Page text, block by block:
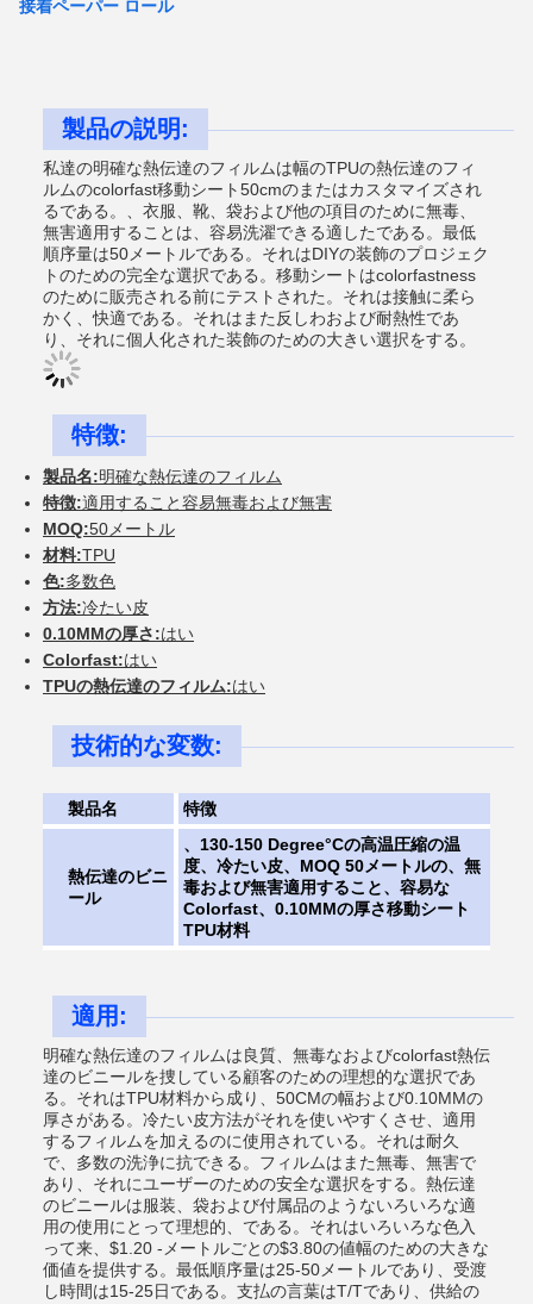
接着ペーパー ロール
製品の説明:
私達の明確な熱伝達のフィルムは幅のTPUの熱伝達のフィ
ルムのcolorfast移動シート50cmのまたはカスタマイズされ
るである。、衣服、靴、袋および他の項目のために無毒、
無害適用することは、容易洗濯できる適したである。最低
順序量は50メートルである。それはDIYの装飾のプロジェク
トのための完全な選択である。移動シートはcolorfastness
のために販売される前にテストされた。それは接触に柔ら
かく、快適である。それはまた反しわおよび耐熱性であ
り、それに個人化された装飾のための大きい選択をする。
特徴:
製品名:明確な熱伝達のフィルム
特徴:適用すること容易無毒および無害
MOQ:50メートル
材料:TPU
色:多数色
方法:冷たい皮
0.10MMの厚さ:はい
Colorfast:はい
TPUの熱伝達のフィルム:はい
技術的な変数:
製品名 特徴
熱伝達のビニ
ール
、130-150 Degree°Cの高温圧縮の温
度、冷たい皮、MOQ 50メートルの、無
毒および無害適用すること、容易な
Colorfast、0.10MMの厚さ移動シート
TPU材料
適用:
明確な熱伝達のフィルムは良質、無毒なおよびcolorfast熱伝
達のビニールを捜している顧客のための理想的な選択であ
る。それはTPU材料から成り、50CMの幅および0.10MMの
厚さがある。冷たい皮方法がそれを使いやすくさせ、適用
するフィルムを加えるのに使用されている。それは耐久
で、多数の洗浄に抗できる。フィルムはまた無毒、無害で
あり、それにユーザーのための安全な選択をする。熱伝達
のビニールは服装、袋および付属品のようないろいろな適
用の使用にとって理想的、である。それはいろいろな色入
って来、$1.20 -メートルごとの$3.80の値幅のための大きな
価値を提供する。最低順序量は25-50メートルであり、受渡
し時間は15-25日である。支払の言葉はT/Tであり、供給の